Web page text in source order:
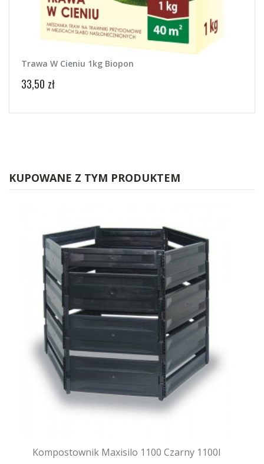
Trawa W Cieniu 1kg Biopon
33,50 zł
KUPOWANE Z TYM PRODUKTEM
Kompostownik Maxisilo 1100 Czarny 1100l